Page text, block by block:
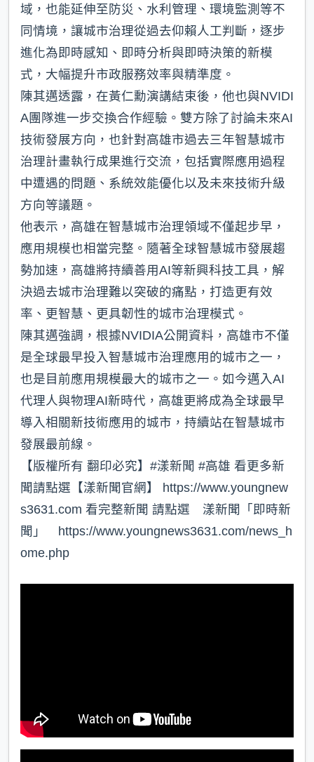
域，也能延伸至防災、水利管理、環境監測等不
同情境，讓城市治理從過去仰賴人工判斷，逐步
進化為即時感知、即時分析與即時決策的新模
式，大幅提升市政服務效率與精準度。
陳其邁透露，在黃仁勳演講結束後，他也與NVIDI
A團隊進一步交換合作經驗。雙方除了討論未來AI
技術發展方向，也針對高雄市過去三年智慧城市
治理計畫執行成果進行交流，包括實際應用過程
中遭遇的問題、系統效能優化以及未來技術升級
方向等議題。
他表示，高雄在智慧城市治理領域不僅起步早，
應用規模也相當完整。隨著全球智慧城市發展趨
勢加速，高雄將持續善用AI等新興科技工具，解
決過去城市治理難以突破的痛點，打造更有效
率、更智慧、更具韌性的城市治理模式。
陳其邁強調，根據NVIDIA公開資料，高雄市不僅
是全球最早投入智慧城市治理應用的城市之一，
也是目前應用規模最大的城市之一。如今邁入AI
代理人與物理AI新時代，高雄更將成為全球最早
導入相關新技術應用的城市，持續站在智慧城市
發展最前線。
【版權所有 翻印必究】#漾新聞 #高雄 看更多新
聞請點選【漾新聞官網】 https://www.youngnew
s3631.com 看完整新聞 請點選 漾新聞「即時新
聞」 https://www.youngnews3631.com/news_h
ome.php